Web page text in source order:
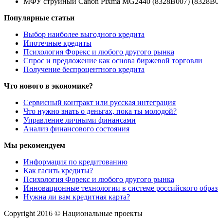
Популярные статьи
Выбор наиболее выгодного кредита
Ипотечные кредиты
Психология Форекс и любого другого рынка
Спрос и предложение как основа биржевой торговли
Получение беспроцентного кредита
Что нового в экономике?
Сервисный контракт или русская интеграция
Что нужно знать о деньгах, пока ты молодой?
Управление личными финансами
Анализ финансового состояния
Мы рекомендуем
Информация по кредитованию
Как гасить кредиты?
Психология Форекс и любого другого рынка
Инновационные технологии в системе российского
Нужна ли вам кредитная карта?
Copyright 2016 © Национальные проекты